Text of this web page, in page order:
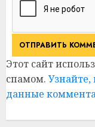
Этот сайт
спамом. Узнайте,
данные